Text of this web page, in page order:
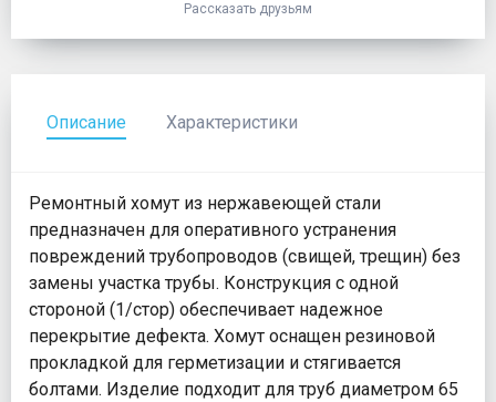
Рассказать друзьям
Описание Характеристики
Ремонтный хомут из нержавеющей стали
предназначен для оперативного устранения
повреждений трубопроводов (свищей, трещин) без
замены участка трубы. Конструкция с одной
стороной (1/стор) обеспечивает надежное
перекрытие дефекта. Хомут оснащен резиновой
прокладкой для герметизации и стягивается
болтами. Изделие подходит для труб диаметром 65